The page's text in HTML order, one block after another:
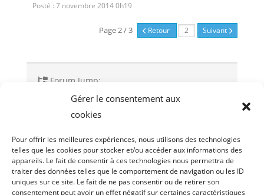
Gérer le consentement aux
cookies
Pour offrir les meilleures expériences, nous utilisons des technologies
telles que les cookies pour stocker et/ou accéder aux informations des
appareils. Le fait de consentir à ces technologies nous permettra de
traiter des données telles que le comportement de navigation ou les ID
uniques sur ce site. Le fait de ne pas consentir ou de retirer son
consentement peut avoir un effet négatif sur certaines caractéristiques
Posté : 7 novembre 2014 0h19
Page 2 / 3 Retour Suivant
Forum Jump: